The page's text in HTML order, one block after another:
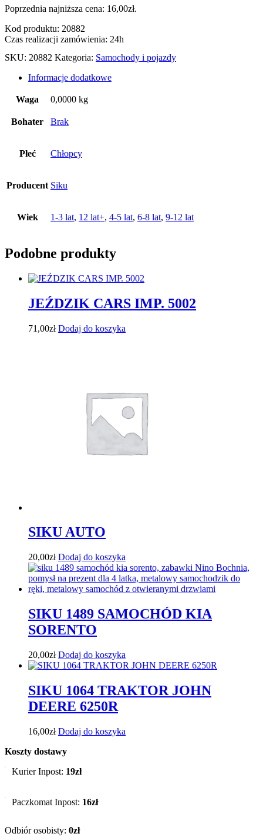
Poprzednia najniższa cena: 16,00zł.
Kod produktu: 20882
Czas realizacji zamówienia: 24h
SKU: 20882 Kategoria: Samochody i pojazdy
Informacje dodatkowe
Waga 0,0000 kg
Bohater Brak
Płeć Chłopcy
Producent Siku
Wiek 1-3 lat, 12 lat+, 4-5 lat, 6-8 lat, 9-12 lat
Podobne produkty
JEŹDZIK CARS IMP. 5002
71,00zł Dodaj do koszyka
SIKU AUTO
20,00zł Dodaj do koszyka
SIKU 1489 SAMOCHÓD KIA
SORENTO
20,00zł Dodaj do koszyka
SIKU 1064 TRAKTOR JOHN
DEERE 6250R
16,00zł Dodaj do koszyka
Koszty dostawy
Kurier Inpost: 19zł
Paczkomat Inpost: 16zł
Odbiór osobisty: 0zł